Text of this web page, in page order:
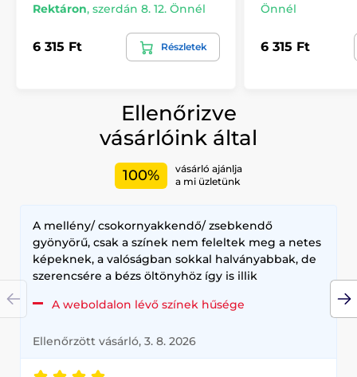
Rektáron, szerdán 8. 12. Önnél
6 315 Ft Részletek
Önnél
6 315 Ft
Ellenőrizve
vásárlóink által
100%
vásárló ajánlja
a mi üzletünk
A mellény/ csokornyakkendő/ zsebkendő
gyönyörű, csak a színek nem feleltek meg a netes
képeknek, a valóságban sokkal halványabbak, de
szerencsére a bézs öltönyhöz így is illik
A weboldalon lévő színek hűsége
Ellenőrzött vásárló, 3. 8. 2026